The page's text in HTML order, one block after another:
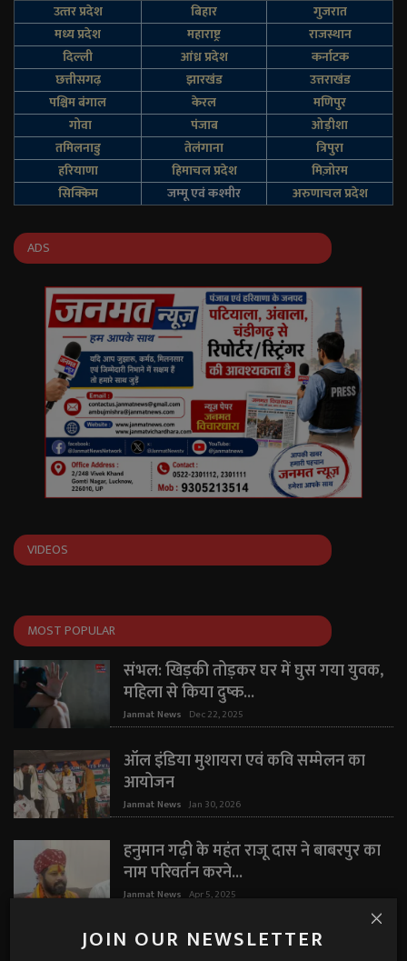
JOIN OUR NEWSLETTER
उत्‍तर प्रदेश बिहार
गुजरात
मध्य प्रदेश
महाराष्ट्र
राजस्थान
दिल्‍ली
आंध्र प्रदेश
कर्नाटक
छत्तीसगढ़
झारखंड
उत्तराखंड
पश्चिम बंगाल
केरल
मणिपुर
गोवा
पंजाब
ओड़ीशा
तमिलनाडु
तेलंगाना
त्रिपुरा
हरियाणा
हिमाचल प्रदेश
मिज़ोरम
सिक्किम
जम्‍मू एवं कश्‍मीर अरुणाचल प्रदेश
ADS
VIDEOS
MOST POPULAR
संभल: खिड़की तोड़कर घर में घुस गया युवक,
महिला से किया दुष्क...
Janmat News Dec 22, 2025
ऑल इंडिया मुशायरा एवं कवि सम्मेलन का
आयोजन
Janmat News Jan 30, 2026
हनुमान गढ़ी के महंत राजू दास ने बाबरपुर का
नाम परिवर्तन करने...
Janmat News Apr 5, 2025
"मैं कभी शादीशुदा नहीं थी" — घरेलू हिंसा पर